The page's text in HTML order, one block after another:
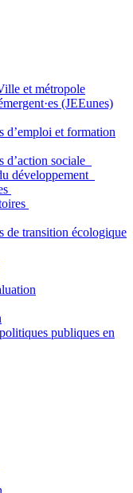
et métropole
(JEEunes)
d’emploi et formation
d’action sociale
développement
de transition écologique
publiques en